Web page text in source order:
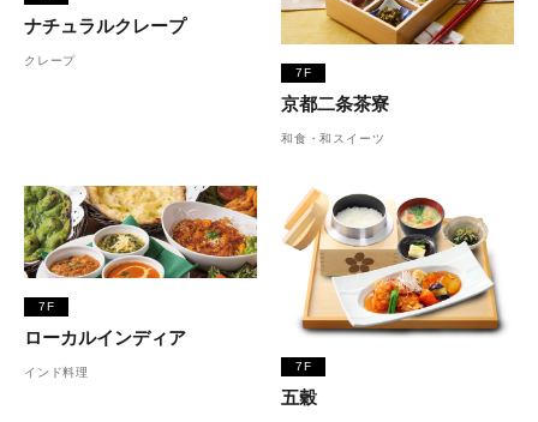
ナチュラルクレープ
クレープ
7F
京都二条茶寮
和食・和スイーツ
7F
ローカルインディア
インド料理 7F
五穀